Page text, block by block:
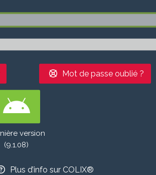
Mot de passe oublié ?
version
(9.1.08)
Plus d’info sur COLIX®